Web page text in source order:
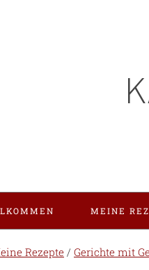
MEINE
Rezepte / Gerichte mit